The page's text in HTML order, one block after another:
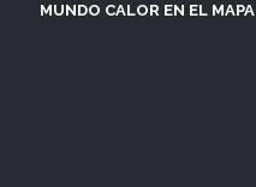
MUNDO CALOR EN EL MAPA